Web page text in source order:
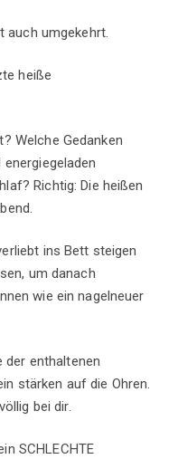
auch umgekehrt.
heiße
Welche Gedanken
Richtig: Die heißen
ins Bett steigen
um danach
wie ein nagelneuer
enthaltenen
stärken auf die Ohren.
bei dir.
SCHLECHTE